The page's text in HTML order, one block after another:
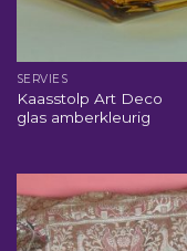
SERVIES
Kaasstolp Art Deco
glas amberkleurig